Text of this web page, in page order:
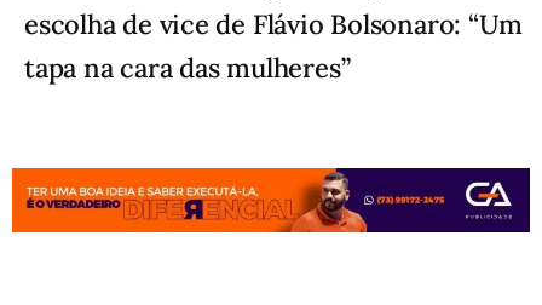
escolha de vice de Flávio Bolsonaro: “Um
tapa na cara das mulheres”